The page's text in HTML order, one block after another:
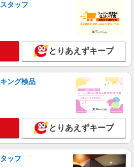
すぐ
円〜2125円 ＜日払い有/週払い有/交
すぐ
詳細を見る
タッフ
とりあえずキープ
ング検品
とりあえずキープ
ッフ